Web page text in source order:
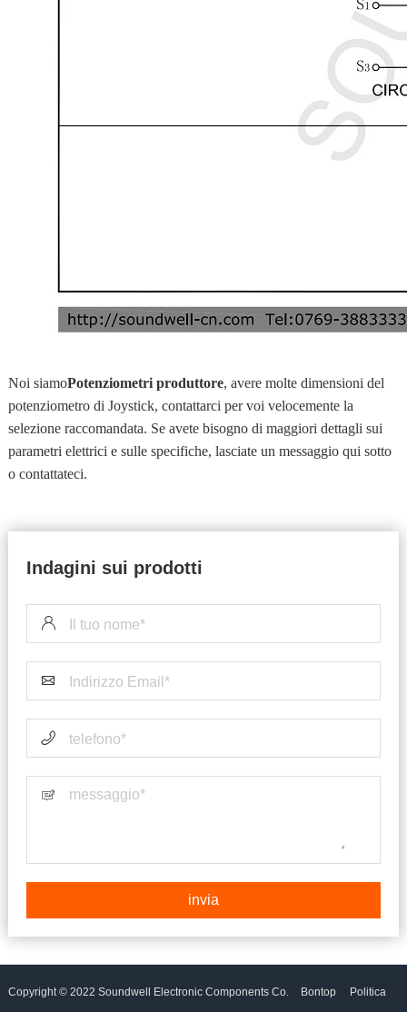
Noi siamoPotenziometri produttore, avere molte dimensioni del
potenziometro di Joystick, contattarci per voi velocemente la
selezione raccomandata. Se avete bisogno di maggiori dettagli sui
parametri elettrici e sulle specifiche, lasciate un messaggio qui sotto
o contattateci.
Indagini sui prodotti
Copyright © 2022 Soundwell Electronic Components Co. Bontop Politica